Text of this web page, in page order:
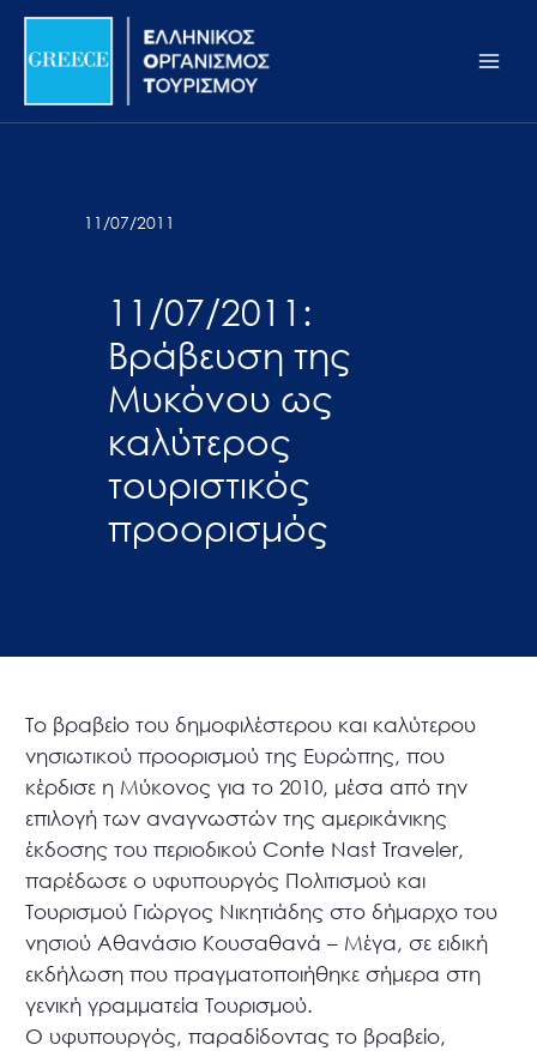
Σημείωση:
ιστότοπος
προσβασιμότητας.
Μετάβαση
περιεχόμενο
11/07/2011
11/07/2011:
Βράβευση της
Μυκόνου ως
καλύτερος
τουριστικός
προορισμός
Το βραβείο του δημοφιλέστερου και καλύτερου
νησιωτικού προορισμού της Ευρώπης, που
κέρδισε η Μύκονος για το 2010, μέσα από την
επιλογή των αναγνωστών της αμερικάνικης
έκδοσης του περιοδικού Conte Nast Traveler,
παρέδωσε ο υφυπουργός Πολιτισμού και
Τουρισμού Γιώργος Νικητιάδης στο δήμαρχο του
νησιού Αθανάσιο Κουσαθανά – Μέγα, σε ειδική
εκδήλωση που πραγματοποιήθηκε σήμερα στη
γενική γραμματεία Τουρισμού.
Ο υφυπουργός, παραδίδοντας το βραβείο,